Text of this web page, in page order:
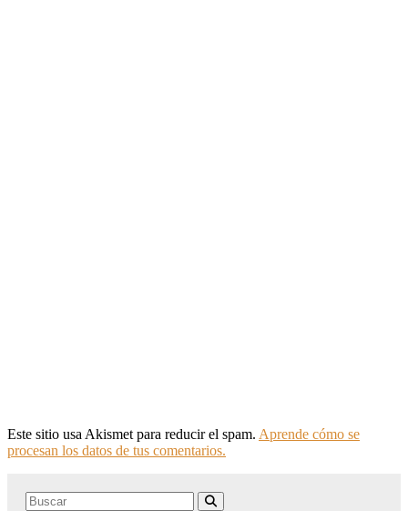
Este sitio usa Akismet para reducir el spam. Aprende cómo se
procesan los datos de tus comentarios.
Search